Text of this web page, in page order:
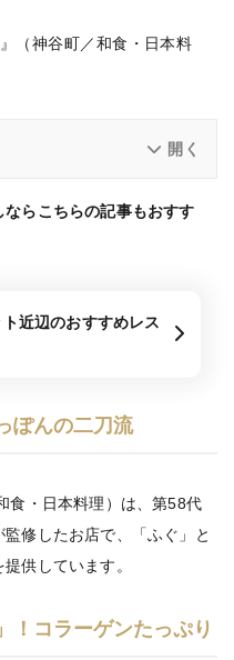
（神谷町／和食・日本料
らこちらの記事もおすす
近辺のおすすめレス
ぽんの二刀流
食・日本料理）は、第58代
修したお店で、「ふぐ」と
供しています。
！コラーゲンたっぷり